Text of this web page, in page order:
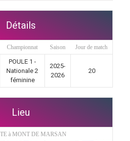
Détails
Championnat Saison Jour de match
POULE 1 -
Nationale 2
féminine
2025-
2026
20
Lieu
à MONT DE MARSAN